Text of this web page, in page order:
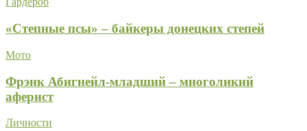
«Степные псы» – байкеры донецких степей
Мото
Фрэнк Абигнейл-младший – многоликий
аферист
Личности